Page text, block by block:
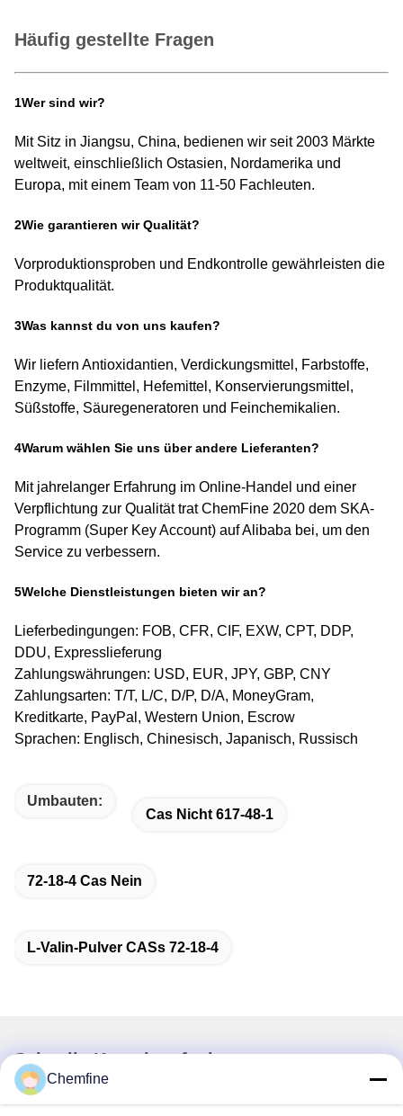
Häufig gestellte Fragen
1Wer sind wir?
Mit Sitz in Jiangsu, China, bedienen wir seit 2003 Märkte
weltweit, einschließlich Ostasien, Nordamerika und
Europa, mit einem Team von 11-50 Fachleuten.
2Wie garantieren wir Qualität?
Vorproduktionsproben und Endkontrolle gewährleisten die
Produktqualität.
3Was kannst du von uns kaufen?
Wir liefern Antioxidantien, Verdickungsmittel, Farbstoffe,
Enzyme, Filmmittel, Hefemittel, Konservierungsmittel,
Süßstoffe, Säuregeneratoren und Feinchemikalien.
4Warum wählen Sie uns über andere Lieferanten?
Mit jahrelanger Erfahrung im Online-Handel und einer
Verpflichtung zur Qualität trat ChemFine 2020 dem SKA-
Programm (Super Key Account) auf Alibaba bei, um den
Service zu verbessern.
5Welche Dienstleistungen bieten wir an?
Lieferbedingungen: FOB, CFR, CIF, EXW, CPT, DDP,
DDU, Expresslieferung
Zahlungswährungen: USD, EUR, JPY, GBP, CNY
Zahlungsarten: T/T, L/C, D/P, D/A, MoneyGram,
Kreditkarte, PayPal, Western Union, Escrow
Sprachen: Englisch, Chinesisch, Japanisch, Russisch
Umbauten:
Cas Nicht 617-48-1
72-18-4 Cas Nein
L-Valin-Pulver CASs 72-18-4
Schnelle Kontaktaufnahme
Chemfine